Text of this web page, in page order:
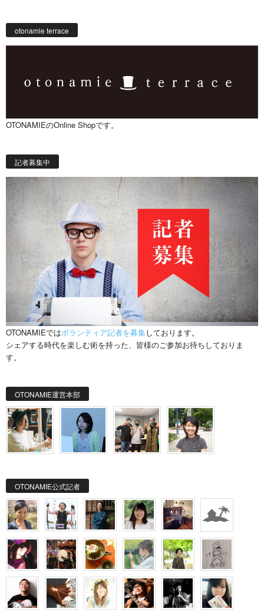
otonamie terrace
OTONAMIEのOnline Shopです。
記者募集中
OTONAMIEではボランティア記者を募集しております。
シェアする時代を楽しむ術を持った、皆様のご参加お待ちしておりま
す。
OTONAMIE運営本部
OTONAMIE公式記者